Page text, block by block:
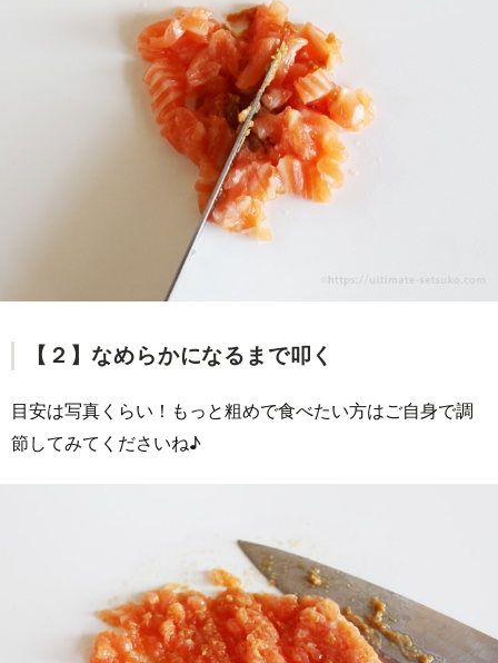
【２】なめらかになるまで叩く
目安は写真くらい！もっと粗めで食べたい方はご自身で調
節してみてくださいね♪